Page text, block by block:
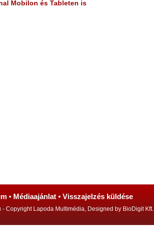
Mobilon és Tableten is
• Médiaajánlat • Visszajelzés küldése
Copyright Lapoda Multimédia, Designed by BioDigit Kft.